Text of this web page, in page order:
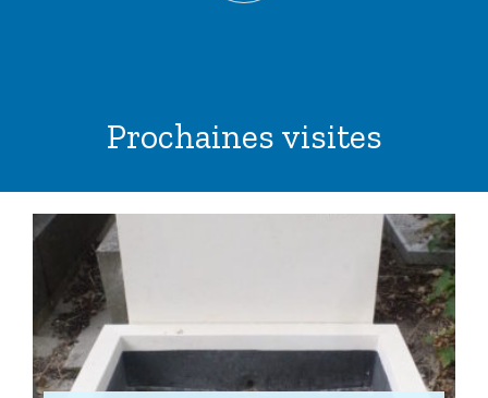
Prochaines visites